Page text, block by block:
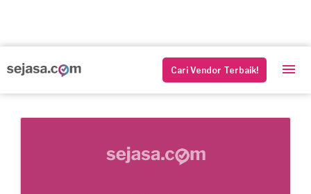
Cari Vendor Terbaik!